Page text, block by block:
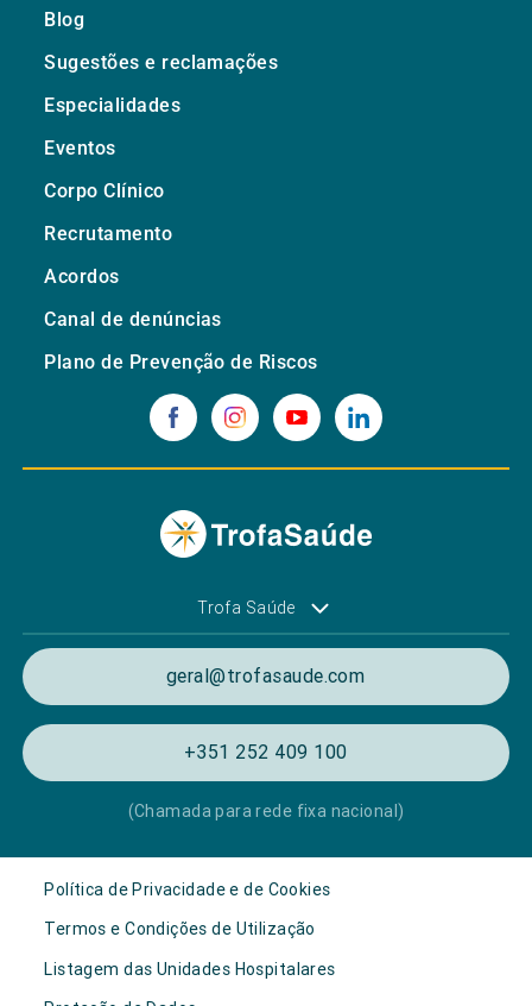
Blog
Sugestões e reclamações
Especialidades
Eventos
Corpo Clínico
Recrutamento
Acordos
Canal de denúncias
Plano de Prevenção de Riscos
Trofa Saúde
geral@trofasaude.com
+351 252 409 100
(Chamada para rede fixa nacional)
Política de Privacidade e de Cookies
Termos e Condições de Utilização
Listagem das Unidades Hospitalares